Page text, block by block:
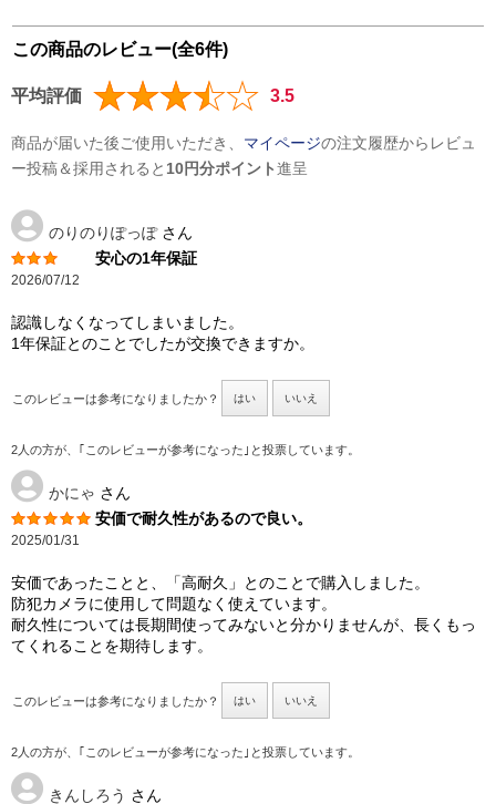
この商品のレビュー(全6件)
平均評価 3.5
商品が届いた後ご使用いただき、 マイページの注文履歴からレビュ
ー投稿＆採用されると 10円分ポイント進呈
のりのりぽっぽさん
安心の1年保証
2026/07/12
認識しなくなってしまいました。
1年保証とのことでしたが交換できますか。
このレビューは参考になりましたか？ はい いいえ
2人の方が、｢このレビューが参考になった｣と投票しています。
かにゃ さん
安価で耐久性があるので良い。
2025/01/31
安価であったことと、「高耐久」とのことで購入しました。
防犯カメラに使用して問題なく使えています。
耐久性については長期間使ってみないと分かりませんが、長くもっ
てくれることを期待します。
このレビューは参考になりましたか？ はい いいえ
2人の方が、｢このレビューが参考になった｣と投票しています。
きんしろう さん